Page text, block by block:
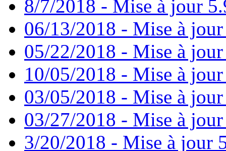
8/7/2018 - Mise à jour
06/13/2018 - Mise à
05/22/2018 - Mise à
10/05/2018 - Mise à
03/05/2018 - Mise à
03/27/2018 - Mise à
3/20/2018 - Mise à jour